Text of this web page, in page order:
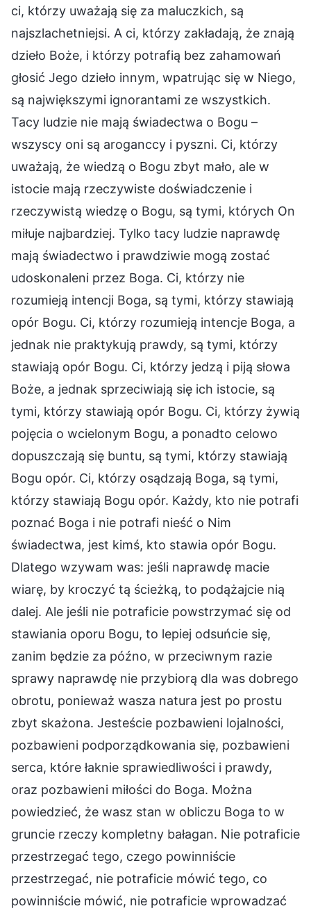
ci, którzy uważają się za maluczkich, są
najszlachetniejsi. A ci, którzy zakładają, że znają
dzieło Boże, i którzy potrafią bez zahamowań
głosić Jego dzieło innym, wpatrując się w Niego,
są największymi ignorantami ze wszystkich.
Tacy ludzie nie mają świadectwa o Bogu –
wszyscy oni są aroganccy i pyszni. Ci, którzy
uważają, że wiedzą o Bogu zbyt mało, ale w
istocie mają rzeczywiste doświadczenie i
rzeczywistą wiedzę o Bogu, są tymi, których On
miłuje najbardziej. Tylko tacy ludzie naprawdę
mają świadectwo i prawdziwie mogą zostać
udoskonaleni przez Boga. Ci, którzy nie
rozumieją intencji Boga, są tymi, którzy stawiają
opór Bogu. Ci, którzy rozumieją intencje Boga, a
jednak nie praktykują prawdy, są tymi, którzy
stawiają opór Bogu. Ci, którzy jedzą i piją słowa
Boże, a jednak sprzeciwiają się ich istocie, są
tymi, którzy stawiają opór Bogu. Ci, którzy żywią
pojęcia o wcielonym Bogu, a ponadto celowo
dopuszczają się buntu, są tymi, którzy stawiają
Bogu opór. Ci, którzy osądzają Boga, są tymi,
którzy stawiają Bogu opór. Każdy, kto nie potrafi
poznać Boga i nie potrafi nieść o Nim
świadectwa, jest kimś, kto stawia opór Bogu.
Dlatego wzywam was: jeśli naprawdę macie
wiarę, by kroczyć tą ścieżką, to podążajcie nią
dalej. Ale jeśli nie potraficie powstrzymać się od
stawiania oporu Bogu, to lepiej odsuńcie się,
zanim będzie za późno, w przeciwnym razie
sprawy naprawdę nie przybiorą dla was dobrego
obrotu, ponieważ wasza natura jest po prostu
zbyt skażona. Jesteście pozbawieni lojalności,
pozbawieni podporządkowania się, pozbawieni
serca, które łaknie sprawiedliwości i prawdy,
oraz pozbawieni miłości do Boga. Można
powiedzieć, że wasz stan w obliczu Boga to w
gruncie rzeczy kompletny bałagan. Nie potraficie
przestrzegać tego, czego powinniście
przestrzegać, nie potraficie mówić tego, co
powinniście mówić, nie potraficie wprowadzać